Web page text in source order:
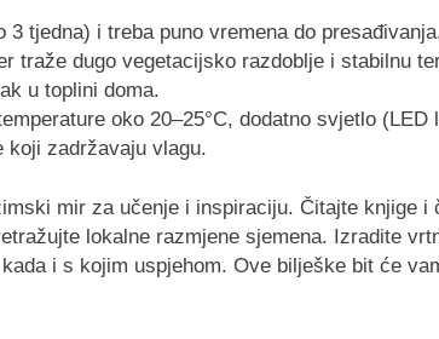
tjedna) i treba puno vremena do
traže dugo vegetacijsko razdoblje i stabilnu
u toplini doma.
oko 20–25°C, dodatno svjetlo
koji zadržavaju vlagu.
mir za učenje i inspiraciju. Čitajte knjige i
lokalne razmjene sjemena. Izradite
i s kojim uspjehom. Ove bilješke bit će